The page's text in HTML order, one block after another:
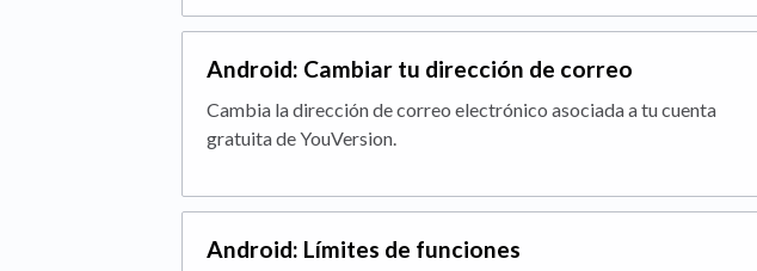
Android: Cambiar tu dirección de correo
Cambia la dirección de correo electrónico asociada a tu cuenta
gratuita de YouVersion.
Android: Límites de funciones